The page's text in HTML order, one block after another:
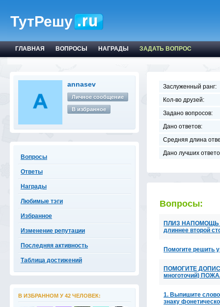
ТутРешу
ГЛАВНАЯ ВОПРОСЫ НАГРАДЫ ЗАДАТЬ ВОПРОС
annasev
Личное сообщение
В избранное
Вопросы
Ответы
Награды
Любимые тэги
Избранное
Изменение репутации
Последняя активность
Таблица достижений
В ИЗБРАННОМ У 42 ЧЕЛОВЕК:
Заслуженный ранг:
Кол-во друзей:
Задано вопросов:
Дано ответов:
Средняя длина
Дано лучших
Вопросы:
ПЛИЗ НАПОМОЩЬ
длиннее второй
Помогите решить
ПОМОГИТЕ
многоточий)
1. Выпишите
знаку